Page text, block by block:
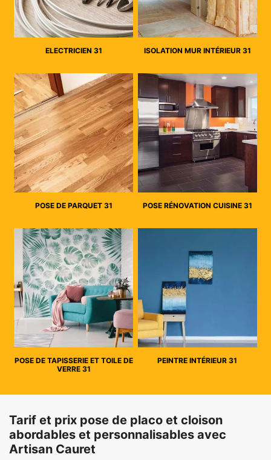
ELECTRICIEN 31 ISOLATION MUR INTÉRIEUR 31
POSE DE PARQUET 31 POSE RÉNOVATION CUISINE 31
POSE DE TAPISSERIE ET TOILE DE
VERRE 31
PEINTRE INTÉRIEUR 31
Tarif et prix pose de placo et cloison
abordables et personnalisables avec
Artisan Cauret